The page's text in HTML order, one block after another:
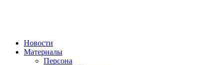
Новости
Материалы
Персона